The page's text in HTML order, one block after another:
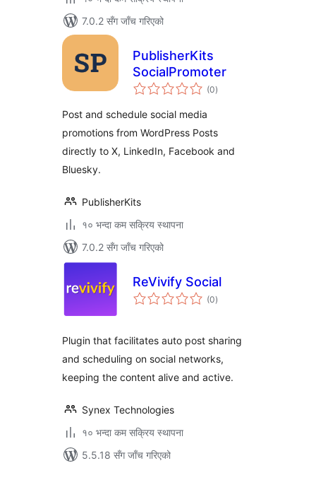
7.0.2 सँग जाँच गरिएको
PublisherKits
SocialPromoter
(0कुल
रेटिङ्गहरू
)
Post and schedule social media
promotions from WordPress Posts
directly to X, LinkedIn, Facebook and
Bluesky.
PublisherKits
१० भन्दा कम सक्रिय स्थापना
7.0.2 सँग जाँच गरिएको
ReVivify Social
(0कुल
रेटिङ्गहरू
)
Plugin that facilitates auto post sharing
and scheduling on social networks,
keeping the content alive and active.
Synex Technologies
१० भन्दा कम सक्रिय स्थापना
5.5.18 सँग जाँच गरिएको